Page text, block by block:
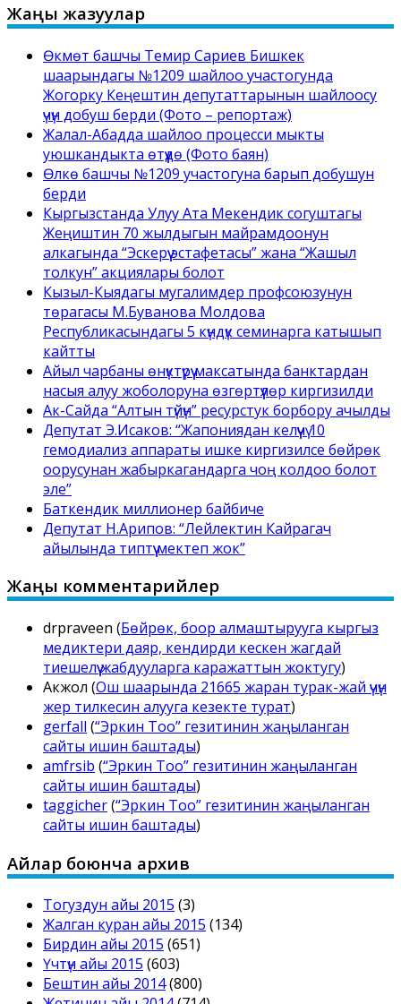
Жаңы жазуулар
Өкмөт башчы Темир Сариев Бишкек
шаарындагы №1209 шайлоо участогунда
Жогорку Кеңештин депутаттарынын шайлоосу
үчүн добуш берди (Фото – репортаж)
Жалал-Абадда шайлоо процесси мыкты
уюшкандыкта өтүүдө (Фото баян)
Өлкө башчы №1209 участогуна барып добушун
берди
Кыргызстанда Улуу Ата Мекендик согуштагы
Жеңиштин 70 жылдыгын майрамдоонун
алкагында “Эскерүү эстафетасы” жана “Жашыл
толкун” акциялары болот
Кызыл-Кыядагы мугалимдер профсоюзунун
төрагасы М.Буванова Молдова
Республикасындагы 5 күндүк семинарга катышып
кайтты
Айыл чарбаны өнүктүрүү максатында банктардан
насыя алуу жоболоруна өзгөртүүлөр киргизилди
Ак-Сайда “Алтын түйүн” ресурстук борбору ачылды
Депутат Э.Исаков: “Жапониядан келүүчү 10
гемодиализ аппараты ишке киргизилсе бөйрөк
оорусунан жабыркагандарга чоң колдоо болот
эле”
Баткендик миллионер байбиче
Депутат Н.Арипов: “Лейлектин Кайрагач
айылында типтүү мектеп жок”
Жаңы комментарийлер
drpraveen (Бөйрөк, боор алмаштырууга кыргыз
медиктери даяр, кендирди кескен жагдай
тиешелүү жабдууларга каражаттын жоктугу)
Акжол (Ош шаарында 21665 жаран турак-жай үчүн
жер тилкесин алууга кезекте турат)
gerfall (“Эркин Тоо” гезитинин жаңыланган
сайты ишин баштады)
amfrsib (“Эркин Тоо” гезитинин жаңыланган
сайты ишин баштады)
taggicher(“Эркин Тоо” гезитинин жаңыланган
сайты ишин баштады)
Айлар боюнча архив
Тогуздун айы 2015 (3)
Жалган куран айы 2015 (134)
Бирдин айы 2015 (651)
Үчтүн айы 2015 (603)
Бештин айы 2014(800)